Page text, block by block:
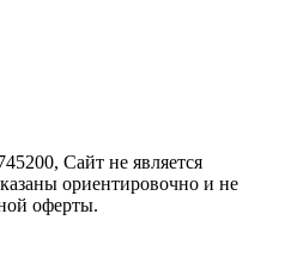
Cайт не является
ориентировочно и не
оферты.